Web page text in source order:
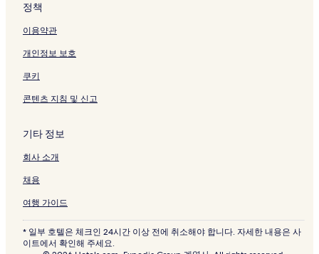
정책
이용약관
개인정보 보호
쿠키
콘텐츠 지침 및 신고
기타 정보
회사 소개
채용
여행 가이드
* 일부 호텔은 체크인 24시간 이상 전에 취소해야 합니다. 자세한 내용은 사
이트에서 확인해 주세요.